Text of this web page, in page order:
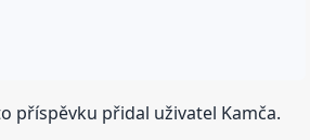
příspěvku přidal uživatel Kamča.